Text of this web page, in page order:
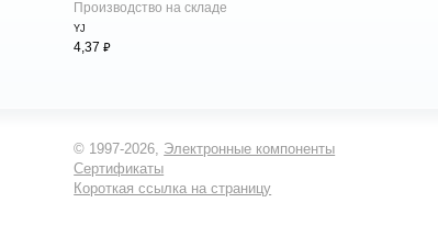
Производство на складе
YJ
4,37 ⃏
© 1997-2026, Электронные компоненты
Сертификаты
Короткая ссылка на страницу